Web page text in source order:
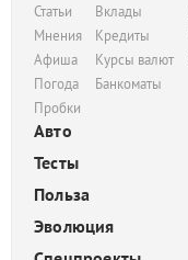
Статьи
Мнения
Афиша
Погода
Пробки
Вклады
Кредиты
Курсы валют
Банкоматы
Авто
Тесты
Польза
Эволюция